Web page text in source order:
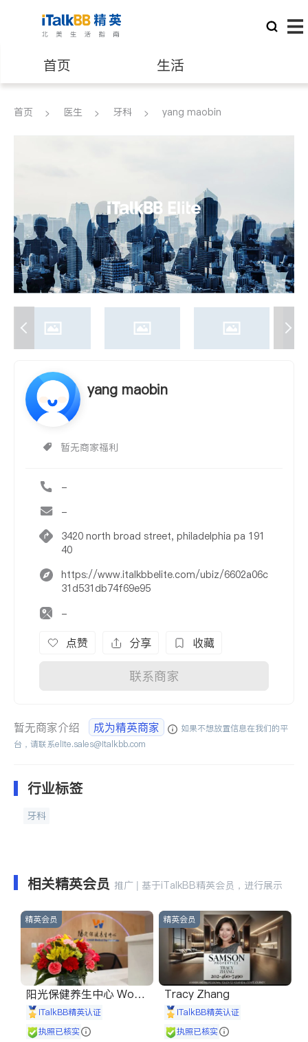
首页 生活
医生 律师
养老 非盈利组织
首页 医生 牙科 yang maobin
yang maobin
暂无商家福利
-
-
3420 north broad street, philadelphia pa 191
40
https://www.italkbbelite.com/ubiz/6602a06c
31d531db74f69e95
-
点赞 分享 收藏
联系商家
暂无商家介绍 成为精英商家
如果不想放置信息在我们的平
台，请联系elite.sales@italkbb.com
行业标签
牙科
相关精英会员 推广 | 基于iTalkBB精英会员，进行展示
精英会员
阳光保健养生中心 World
shine
iTalkBB精英认证
执照已核实
精英会员
Tracy Zhang
iTalkBB精英认证
执照已核实